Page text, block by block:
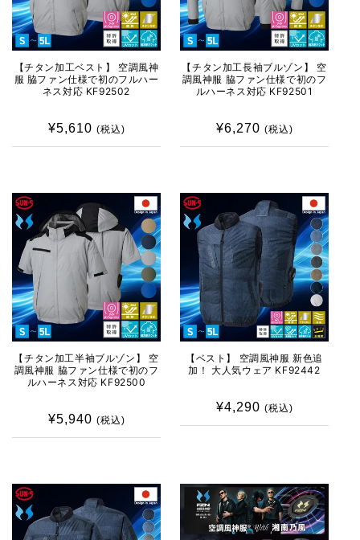
【チタン加工ベスト】 空調風神
服 脇ファン仕様で初のフルハー
ネス対応 KF92502
通
常
¥5,610 (税込)
【チタン加工長袖ブルゾン】 空
調風神服 脇ファン仕様で初のフ
ルハーネス対応 KF92501
通
常
¥6,270 (税込)
【チタン加工半袖ブルゾン】 空
調風神服 脇ファン仕様で初のフ
ルハーネス対応 KF92500
通
常
¥5,940 (税込)
【ベスト】 空調風神服 新色追
加！ 大人気ウェア KF92442
通
常
¥4,290 (税込)